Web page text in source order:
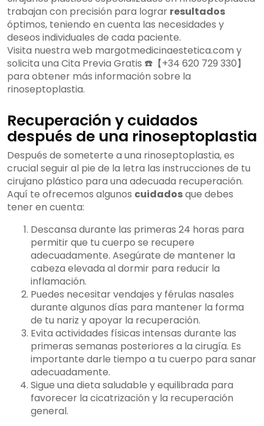
trabajan con precisión para lograr resultados
óptimos, teniendo en cuenta las necesidades y
deseos individuales de cada paciente.
Visita nuestra web margotmedicinaestetica.com y
solicita una Cita Previa Gratis ☎️【+34 620 729 330】
para obtener más información sobre la
rinoseptoplastia.
Recuperación y cuidados
después de una rinoseptoplastia
Después de someterte a una rinoseptoplastia, es
crucial seguir al pie de la letra las instrucciones de tu
cirujano plástico para una adecuada recuperación.
Aquí te ofrecemos algunos cuidadosque debes
tener en cuenta:
Descansa durante las primeras 24 horas para
permitir que tu cuerpo se recupere
adecuadamente. Asegúrate de mantener la
cabeza elevada al dormir para reducir la
inflamación.
Puedes necesitar vendajes y férulas nasales
durante algunos días para mantener la forma
de tu nariz y apoyar la recuperación.
Evita actividades físicas intensas durante las
primeras semanas posteriores a la cirugía. Es
importante darle tiempo a tu cuerpo para sanar
adecuadamente.
Sigue una dieta saludable y equilibrada para
favorecer la cicatrización y la recuperación
general.